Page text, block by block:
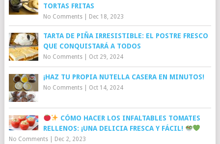
TORTAS FRITAS
No Comments| Dec 18, 2023
TARTA DE PIÑA IRRESISTIBLE: EL POSTRE FRESCO
QUE CONQUISTARÁ A TODOS
No Comments| Oct 29, 2024
¡HAZ TU PROPIA NUTELLA CASERA EN MINUTOS!
No Comments| Oct 14, 2024
CÓMO HACER LOS INFALTABLES TOMATES
RELLENOS: ¡UNA DELICIA FRESCA Y FÁCIL!
No Comments| Dec 2, 2023